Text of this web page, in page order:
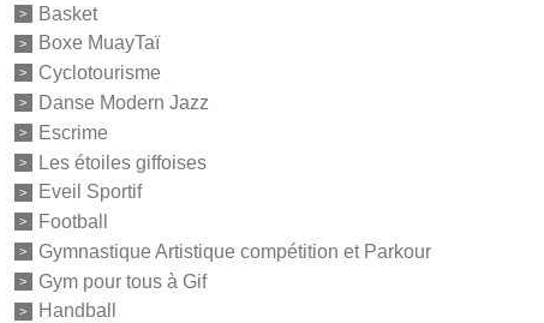
Basket
Boxe MuayTaï
Cyclotourisme
Danse Modern Jazz
Escrime
Les étoiles giffoises
Eveil Sportif
Football
Gymnastique Artistique compétition et Parkour
Gym pour tous à Gif
Handball